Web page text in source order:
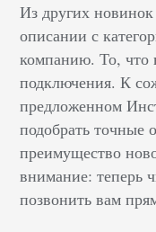
Из других
описании с
компанию. То, что
подключения. К
предложенном
подобрать точные
преимущество
внимание: теперь
позвонить вам